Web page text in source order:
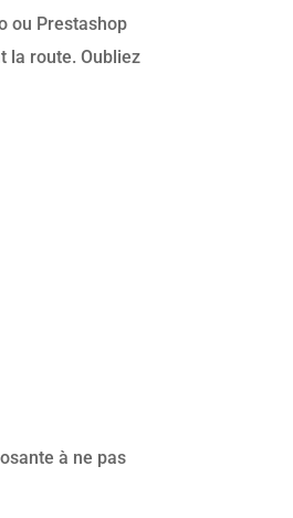
ou Prestashop
la route. Oubliez
à ne pas